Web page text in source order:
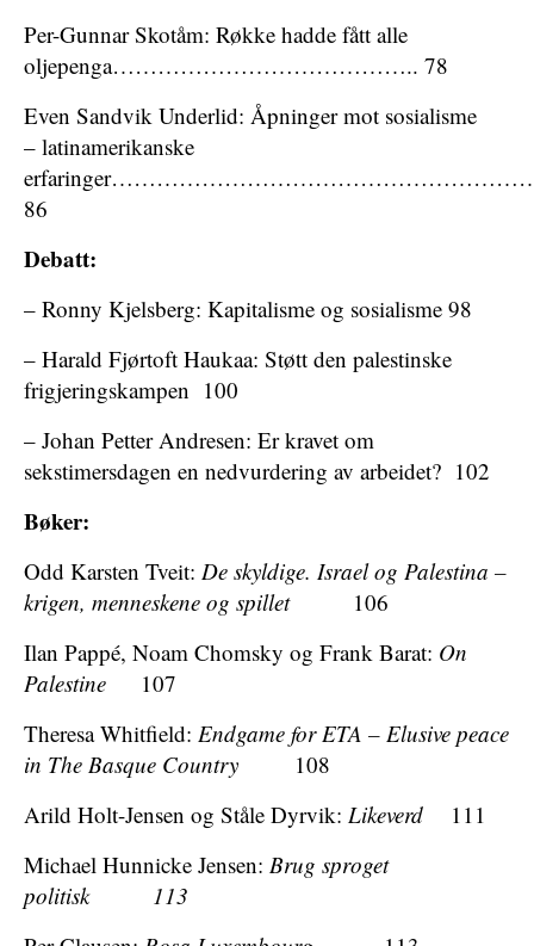
Per-Gunnar Skotåm: Røkke hadde fått alle
oljepenga………………………………….. 78
Even Sandvik Underlid: Åpninger mot sosialisme
– latinamerikanske
86
Debatt:
– Ronny Kjelsberg: Kapitalisme og sosialisme 98
– Harald Fjørtoft Haukaa: Støtt den palestinske
frigjeringskampen 100
– Johan Petter Andresen: Er kravet om
sekstimersdagen en nedvurdering av arbeidet? 102
Bøker:
Odd Karsten Tveit: De skyldige. Israel og Palestina –
krigen, menneskene og spillet106
Ilan Pappé, Noam Chomsky og Frank Barat: On
Palestine 107
Theresa Whitfield: Endgame for ETA – Elusive peace
in The Basque Country 108
Arild Holt-Jensen og Ståle Dyrvik: Likeverd 111
Michael Hunnicke Jensen: Brug sproget
politisk 113